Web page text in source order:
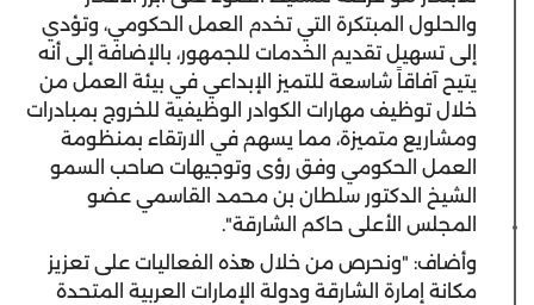
والحلول المبتكرة التي تخدم العمل الحكومي، وتؤدي
إلى تسهيل تقديم الخدمات للجمهور، بالإضافة إلى أنه
يتيح آفاقاً شاسعة للتميز الإبداعي في بيئة العمل من
خلال توظيف مهارات الكوادر الوظيفية للخروج بمبادرات
ومشاريع متميزة، مما يسهم في الارتقاء بمنظومة
العمل الحكومي وفق رؤى وتوجيهات صاحب السمو
الشيخ الدكتور سلطان بن محمد القاسمي عضو
المجلس الأعلى حاكم الشارقة".
وأضاف: "ونحرص من خلال هذه الفعاليات على تعزيز
مكانة إمارة الشارقة ودولة الإمارات العربية المتحدة